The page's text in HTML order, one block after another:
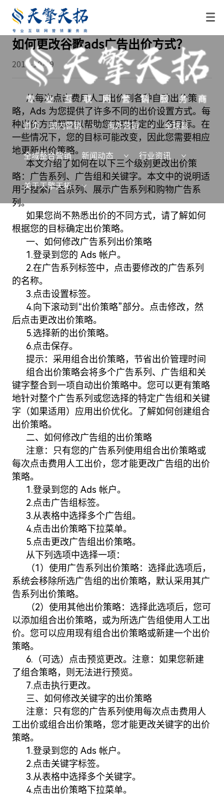
首页 国内营销 海外营销 全球赢
全域整合营销 新闻动态 行业资讯
关于天擎天拓
如何更改谷歌ads广告出价方式？
2017-10-19
从每次点击费用人工出价到各种自动出价策
略，Ads 为您提供了许多不同的出价设置方式。每
种出价方式都可以帮助您实现特定的业务目标。在
一些情况下，您的目标可能改变，因此您需要相应
地更新出价策略。
本文介绍了如何在以下三个级别更改出价策
略：广告系列、广告组和关键字。本文中的说明适
用于搜索广告系列、展示广告系列和购物广告系
列。
如果您尚不熟悉出价的不同方式，请了解如何
根据您的目标确定出价策略。
一、如何修改广告系列出价策略
1.登录到您的 Ads 帐户。
2.在广告系列标签中，点击要修改的广告系列
的名称。
3.点击设置标签。
4.向下滚动到“出价策略”部分。点击修改，然
后点击更改出价策略。
5.选择新的出价策略。
6.点击保存。
提示：采用组合出价策略，节省出价管理时间
组合出价策略会将多个广告系列、广告组和关
键字整合到一项自动出价策略中。您可以更有策略
地针对整个广告系列或您选择的特定广告组和关键
字（如果适用）应用出价优化。了解如何创建组合
出价策略。
二、如何修改广告组的出价策略
注意：只有您的广告系列使用组合出价策略或
每次点击费用人工出价，您才能更改广告组的出价
策略。
1.登录到您的 Ads 帐户。
2.点击广告组标签。
3.从表格中选择多个广告组。
4.点击出价策略下拉菜单。
5.点击更改广告组出价策略。
从下列选项中选择一项：
（1）使用广告系列出价策略：选择此选项后，
系统会移除所选广告组的出价策略，默认采用其广
告系列出价策略。
（2）使用其他出价策略：选择此选项后，您可
以添加组合出价策略，或为所选广告组使用人工出
价。您可以应用现有组合出价策略或新建一个出价
策略。
6.（可选）点击预览更改。注意：如果您新建
了组合策略，则无法进行预览。
7.点击执行更改。
三、如何修改关键字的出价策略
注意：只有您的广告系列使用每次点击费用人
工出价或组合出价策略，您才能更改关键字的出价
策略。
1.登录到您的 Ads 帐户。
2.点击关键字标签。
3.从表格中选择多个关键字。
4.点击出价策略下拉菜单。